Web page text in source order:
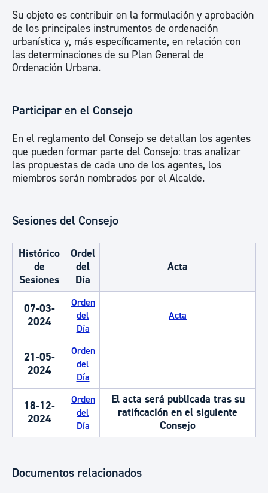
Su objeto es contribuir en la formulación y aprobación
de los principales instrumentos de ordenación
urbanística y, más específicamente, en relación con
las determinaciones de su Plan General de
Ordenación Urbana.
Participar en el Consejo
En el reglamento del Consejo se detallan los agentes
que pueden formar parte del Consejo: tras analizar
las propuestas de cada uno de los agentes, los
miembros serán nombrados por el Alcalde.
Sesiones del Consejo
Histórico
de
Sesiones
Ordel
del
Día
Acta
07-03-
2024
Orden
del
Día
Acta
21-05-
2024
Orden
del
Día
18-12-
2024
Orden
del
Día
El acta será publicada tras su
ratificación en el siguiente
Consejo
Documentos relacionados